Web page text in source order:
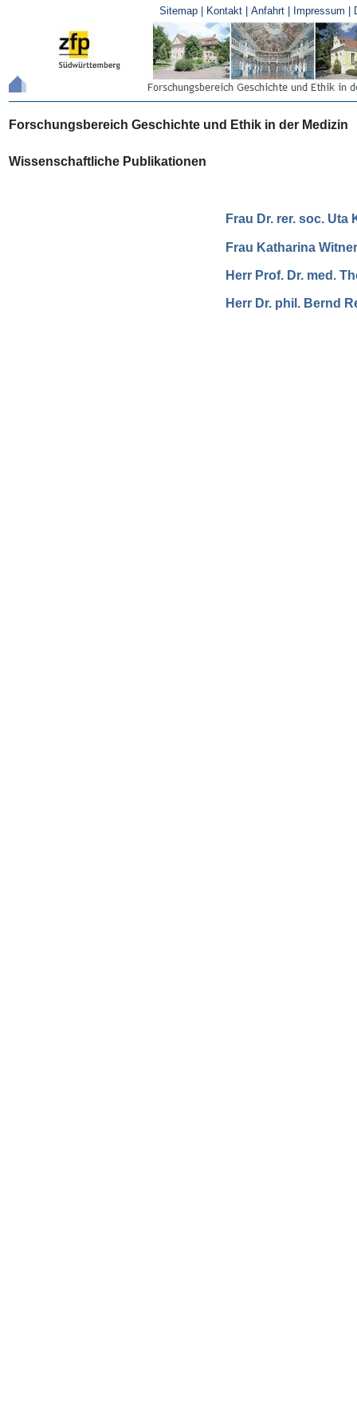
Sitemap Kontakt Anfahrt Impressum
Forschungsbereich Geschichte und Ethik in der Medizin
Wissenschaftliche Publikationen
Frau Dr. rer. soc. Uta
Frau Katharina
Herr Prof. Dr. med.
Herr Dr. phil. Bernd